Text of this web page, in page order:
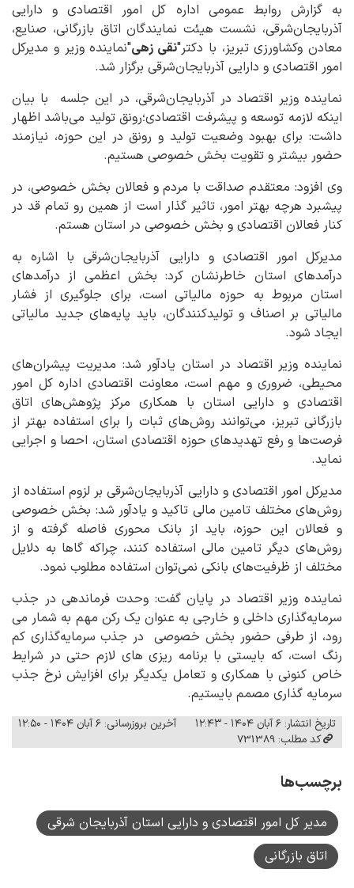
به گزارش روابط عمومی اداره کل امور اقتصادی و دارایی
آذربایجان‌شرقی، نشست هیئت نمایندگان اتاق بازرگانی، صنایع،
معادن وکشاورزی تبریز، با دکتر"نقی زهی"نماینده وزیر و مدیرکل
امور اقتصادی و دارایی آذربایجان‌شرقی برگزار شد.
نماینده وزیر اقتصاد در آذربایجان‌شرقی، در این جلسه با بیان
اینکه لازمه توسعه و پیشرفت اقتصادی؛رونق تولید می‌باشد اظهار
داشت: برای بهبود وضعیت تولید و رونق در این حوزه، نیازمند
حضور بیشتر و تقویت بخش خصوصی هستیم.
وی افزود: معتقدم صداقت با مردم و فعالان بخش خصوصی، در
پیشبرد هرچه بهتر امور، تاثیر گذار است از همین رو تمام قد در
کنار فعالان اقتصادی و بخش خصوصی در استان هستم.
مدیرکل امور اقتصادی و دارایی آذربایجان‌شرقی با اشاره به
درآمدهای استان خاطرنشان کرد: بخش اعظمی از درآمدهای
استان مربوط به حوزه مالیاتی است، برای جلوگیری از فشار
مالیاتی بر اصناف و تولیدکنندگان، باید پایه‌های جدید مالیاتی
ایجاد شود.
نماینده وزیر اقتصاد در استان یادآور شد: مدیریت پیشران‌های
محیطی، ضروری و مهم است، معاونت اقتصادی اداره کل امور
اقتصادی و دارایی استان با همکاری مرکز پژوهش‌های اتاق
بازرگانی تبریز، می‌توانند روش‌های ثبات را برای استفاده بهتر از
فرصت‌ها و رفع تهدیدهای حوزه اقتصادی استان، احصا و اجرایی
نماید.
مدیرکل امور اقتصادی و دارایی آذربایجان‌شرقی بر لزوم استفاده از
روش‌های مختلف تامین مالی تاکید و یادآور شد: بخش خصوصی
و فعالان این حوزه، باید از بانک محوری فاصله گرفته و از
روش‌های دیگر تامین مالی استفاده کنند، چراکه گاها به دلایل
مختلف از ظرفیت‌های بانکی نمی‌توان استفاده مطلوب نمود.
نماینده وزیر اقتصاد در پایان گفت: وحدت فرماندهی در جذب
سرمایه‌گذاری داخلی و خارجی به عنوان یک رکن مهم به شمار می
رود، از طرفی حضور بخش خصوصی در جذب سرمایه‌گذاری کم
رنگ است، که بایستی با برنامه ریزی های لازم حتی در شرایط
خاص کنونی با همکاری و تعامل یکدیگر برای افزایش نرخ جذب
سرمایه گذاری مصمم بایستیم.
تاریخ انتشار: ۶ آبان ۱۴۰۴ - ۱۲:۴۳
آخرین بروزرسانی: ۶ آبان ۱۴۰۴ - ۱۲:۵۰
کد مطلب: 731389
برچسب‌ها
مدیر کل امور اقتصادی و دارایی استان آذربایجان شرقی
اتاق بازرگانی